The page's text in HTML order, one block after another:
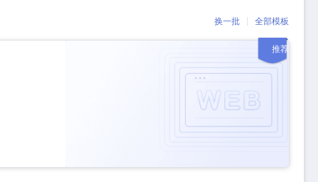
推荐
换一批 全部模板